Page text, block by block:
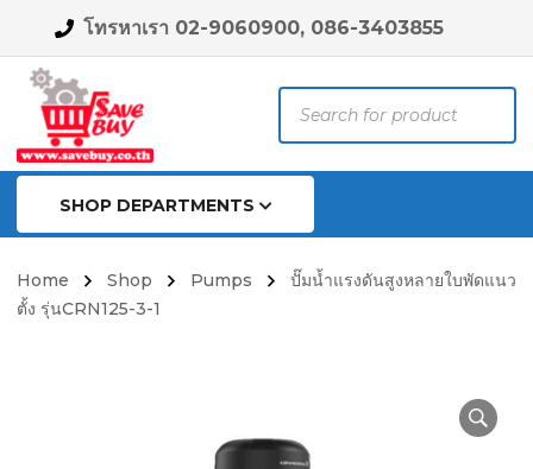
โทรหาเรา 02-9060900, 086-3403855
search
SHOP DEPARTMENTS
Home Shop Pumps
ปั๊มน้ำแรงดันสูงหลายใบพัดแนว
ตั้ง รุ่นCRN125-3-1